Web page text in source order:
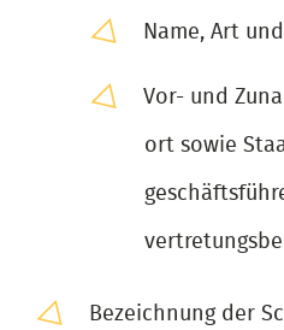
Name, Art
Vor- und
ort sowie
Bezeichnung der